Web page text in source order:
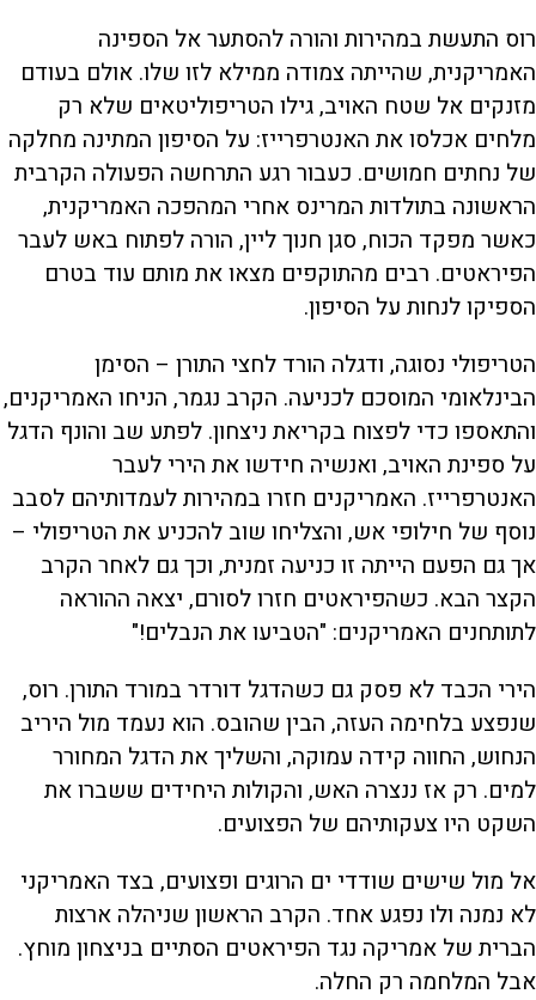
רוס התעשת במהירות והורה להסתער אל הספינה
האמריקנית, שהייתה צמודה ממילא לזו שלו. אולם בעודם
מזנקים אל שטח האויב, גילו הטריפוליטאים שלא רק
מלחים אכלסו את האנטרפרייז: על הסיפון המתינה מחלקה
של נחתים חמושים. כעבור רגע התרחשה הפעולה הקרבית
הראשונה בתולדות המרינס אחרי המהפכה האמריקנית,
כאשר מפקד הכוח, סגן חנוך ליין, הורה לפתוח באש לעבר
הפיראטים. רבים מהתוקפים מצאו את מותם עוד בטרם
הספיקו לנחות על הסיפון.
הטריפולי נסוגה, ודגלה הורד לחצי התורן – הסימן
הבינלאומי המוסכם לכניעה. הקרב נגמר, הניחו האמריקנים,
והתאספו כדי לפצוח בקריאת ניצחון. לפתע שב והונף הדגל
על ספינת האויב, ואנשיה חידשו את הירי לעבר
האנטרפרייז. האמריקנים חזרו במהירות לעמדותיהם לסבב
נוסף של חילופי אש, והצליחו שוב להכניע את הטריפולי –
אך גם הפעם הייתה זו כניעה זמנית, וכך גם לאחר הקרב
הקצר הבא. כשהפיראטים חזרו לסורם, יצאה ההוראה
לתותחנים האמריקנים: "הטביעו את הנבלים!"
הירי הכבד לא פסק גם כשהדגל דורדר במורד התורן. רוס,
שנפצע בלחימה העזה, הבין שהובס. הוא נעמד מול היריב
הנחוש, החווה קידה עמוקה, והשליך את הדגל המחורר
למים. רק אז ננצרה האש, והקולות היחידים ששברו את
השקט היו צעקותיהם של הפצועים.
אל מול שישים שודדי ים הרוגים ופצועים, בצד האמריקני
לא נמנה ולו נפגע אחד. הקרב הראשון שניהלה ארצות
הברית של אמריקה נגד הפיראטים הסתיים בניצחון מוחץ.
אבל המלחמה רק החלה.